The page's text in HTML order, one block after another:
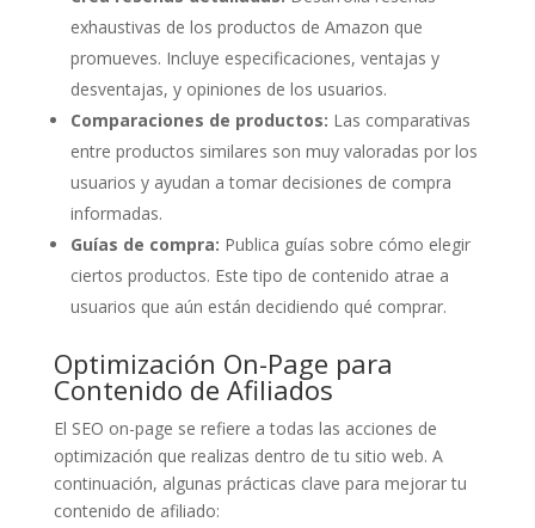
exhaustivas de los productos de Amazon que
promueves. Incluye especificaciones, ventajas y
desventajas, y opiniones de los usuarios.
Comparaciones de productos: Las comparativas
entre productos similares son muy valoradas por los
usuarios y ayudan a tomar decisiones de compra
informadas.
Guías de compra: Publica guías sobre cómo elegir
ciertos productos. Este tipo de contenido atrae a
usuarios que aún están decidiendo qué comprar.
Optimización On-Page para
Contenido de Afiliados
El SEO on-page se refiere a todas las acciones de
optimización que realizas dentro de tu sitio web. A
continuación, algunas prácticas clave para mejorar tu
contenido de afiliado: